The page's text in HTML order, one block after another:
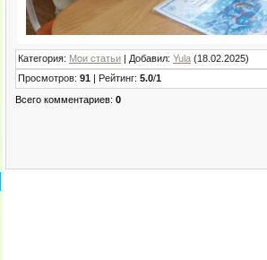
Категория: Мои статьи | Добавил: Yula (18.02.2025)
Просмотров: 91 | Рейтинг: 5.0/1
Всего комментариев: 0